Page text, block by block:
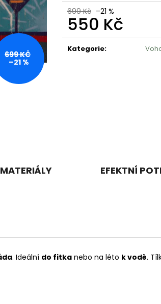
699 Kč –21 %
550 Kč
Měrná
cena:
Kategorie:
699 KČ
–21 %
EFEKTNÍ
. Ideální do fitka nebo na léto k vodě.
499 Kč